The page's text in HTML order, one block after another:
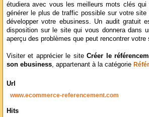
étudiera avec vous les meilleurs mots clés qui
générer le plus de traffic possible sur votre site
développer votre ebusiness. Un audit gratuit
disposition sur le site qui vous donnera dans
aperçu des problèmes que peut rencontrer votre
Visiter et apprécier le siteCréer le
son ebusiness, appartenant à la catégorie
Url
www.ecommerce-referencement.com
Hits